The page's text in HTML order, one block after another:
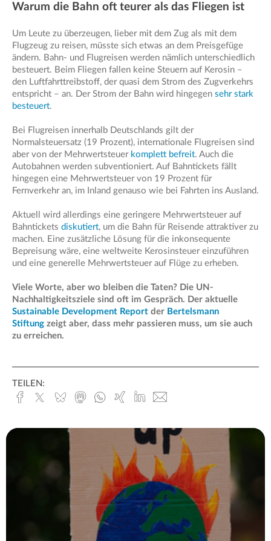
Warum die Bahn oft teurer als das Fliegen ist
Um Leute zu überzeugen, lieber mit dem Zug als mit dem
Flugzeug zu reisen, müsste sich etwas an dem Preisgefüge
ändern. Bahn- und Flugreisen werden nämlich unterschiedlich
besteuert. Beim Fliegen fallen keine Steuern auf Kerosin –
den Luftfahrttreibstoff, der quasi dem Strom des Zugverkehrs
entspricht – an. Der Strom der Bahn wird hingegen sehr stark
besteuert.
Bei Flugreisen innerhalb Deutschlands gilt der
Normalsteuersatz (19 Prozent), internationale Flugreisen sind
aber von der Mehrwertsteuer komplett befreit. Auch die
Autobahnen werden subventioniert. Auf Bahntickets fällt
hingegen eine Mehrwertsteuer von 19 Prozent für
Fernverkehr an, im Inland genauso wie bei Fahrten ins Ausland.
Aktuell wird allerdings eine geringere Mehrwertsteuer auf
Bahntickets diskutiert, um die Bahn für Reisende attraktiver zu
machen. Eine zusätzliche Lösung für die inkonsequente
Bepreisung wäre, eine weltweite Kerosinsteuer einzuführen
und eine generelle Mehrwertsteuer auf Flüge zu erheben.
Viele Worte, aber wo bleiben die Taten? Die UN-
Nachhaltigkeitsziele sind oft im Gespräch. Der aktuelle
Sustainable Development Report der Bertelsmann
Stiftung zeigt aber, dass mehr passieren muss, um sie auch
zu erreichen.
TEILEN:
Facebook
x.com BlueskyMastodonWhatsapp
Xing
Linked